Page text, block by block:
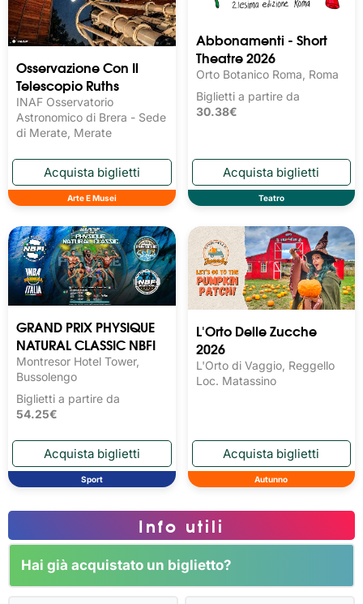
Osservazione Con Il
Telescopio Ruths
INAF Osservatorio
Astronomico di Brera - Sede
di Merate, Merate
Arte E Musei
Abbonamenti - Short
Theatre 2026
Orto Botanico Roma, Roma
Biglietti a partire da
30.38€
Teatro
GRAND PRIX PHYSIQUE
NATURAL CLASSIC NBFI
Montresor Hotel Tower,
Bussolengo
Biglietti a partire da
54.25€
Sport
L'Orto Delle Zucche
2026
L'Orto di Vaggio, Reggello
Loc. Matassino
Autunno
Info utili
Hai già acquistato un biglietto?